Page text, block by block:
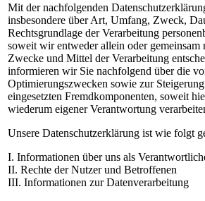
Mit der nachfolgenden
insbesondere über Art, Umfang, Zweck,
Rechtsgrundlage der Verarbeitung
soweit wir entweder allein oder gemeinsam
Zwecke und Mittel der Verarbeitung
informieren wir Sie nachfolgend über die
Optimierungszwecken sowie zur
eingesetzten Fremdkomponenten, soweit
wiederum eigener Verantwortung
Unsere Datenschutzerklärung ist wie folgt
I. Informationen über uns als
II. Rechte der Nutzer und Betroffenen
III. Informationen zur Datenverarbeitung